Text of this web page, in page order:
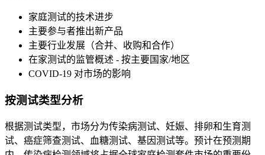
家庭测试的技术进步
主要参与者推出新产品
主要行业发展（合并、收购和合作）
在家测试的监管概述 - 按主要国家/地区
COVID-19 对市场的影响
按测试类型分析
根据测试类型，市场分为传染病测试、妊娠、排卵和生育测
试、癌症筛查测试、血糖测试、基因测试等。预计在预测期